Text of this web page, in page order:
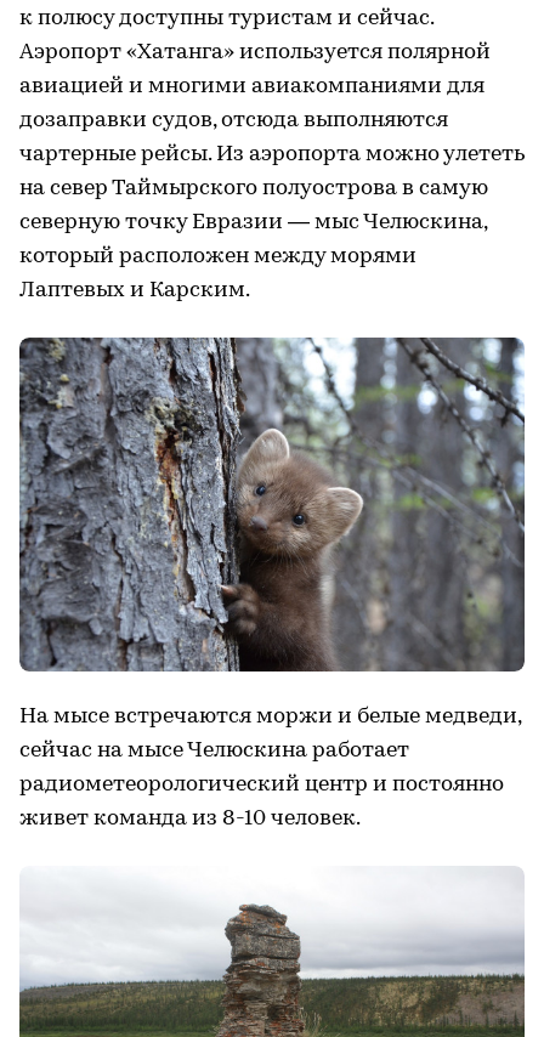
к полюсу доступны туристам и сейчас.
Аэропорт «Хатанга» используется полярной
авиацией и многими авиакомпаниями для
дозаправки судов, отсюда выполняются
чартерные рейсы. Из аэропорта можно улететь
на север Таймырского полуострова в самую
северную точку Евразии — мыс Челюскина,
который расположен между морями
Лаптевых и Карским.
На мысе встречаются моржи и белые медведи,
сейчас на мысе Челюскина работает
радиометеорологический центр и постоянно
живет команда из 8-10 человек.